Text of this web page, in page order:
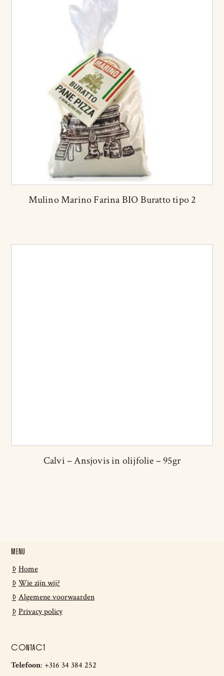
Mulino Marino Farina BIO Buratto tipo 2
Calvi – Ansjovis in olijfolie – 95gr
MENU
Home
Wie zijn wij?
Algemene voorwaarden
Privacy policy
CONTACT
Telefoon: +316 34 384 252